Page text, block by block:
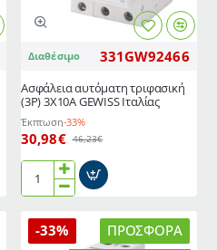
Διαθέσιμο 331GW92466
Ασφάλεια αυτόματη τριφασική
(3P) 3X10A GEWISS Ιταλίας
Έκπτωση-33%
30,98€ 46,23€
Ασφάλεια
τριφασική
(3P)
ΠΡΟΣΦΟΡΆ
-33%